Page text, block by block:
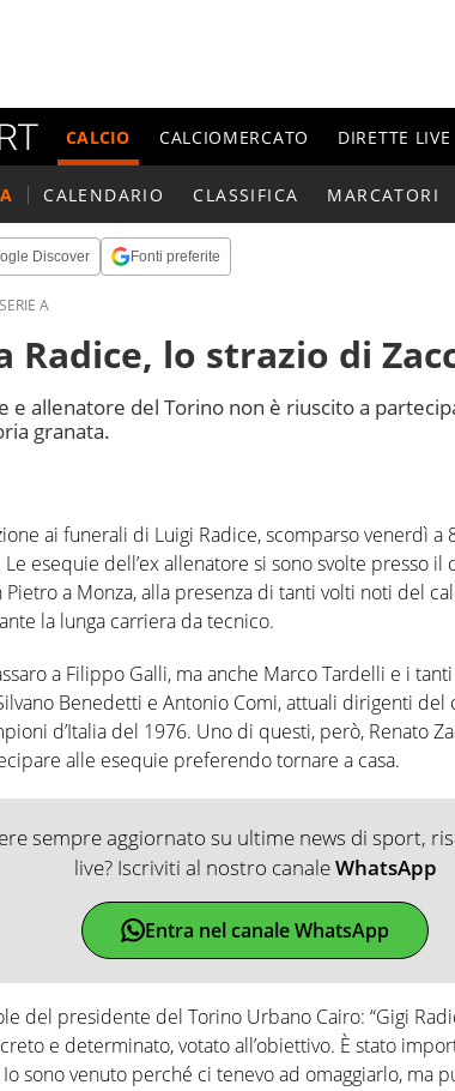
CALCIO CALCIOMERCATO DIRETTE LIVE
CALENDARIO CLASSIFICA MARCATORI
Discover Fonti preferite
SERIE A
Radice, lo strazio di
e allenatore del Torino non è riuscito a
granata.
ai funerali di Luigi Radice, scomparso venerdì a
Le esequie dell’ex allenatore si sono svolte presso il
Pietro a Monza, alla presenza di tanti volti noti del
la lunga carriera da tecnico.
a Filippo Galli, ma anche Marco Tardelli e i
Benedetti e Antonio Comi, attuali dirigenti del
d’Italia del 1976. Uno di questi, però, Renato
alle esequie preferendo tornare a casa.
sempre aggiornato su ultime news di sport,
live? Iscriviti al nostro canaleWhatsApp
Entra nel canale WhatsApp
del presidente del Torino Urbano Cairo: “Gigi
e determinato, votato all’obiettivo. È stato
sono venuto perché ci tenevo ad omaggiarlo, ma